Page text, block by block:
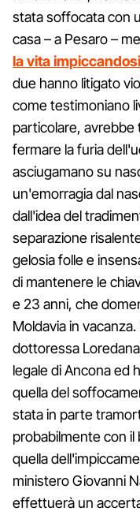
stata soffocata con
casa – a Pesaro –
la vita impiccandosi
due hanno litigato
come testimoniano
particolare,
fermare la furia
asciugamano su
un'emorragia dal
dall'idea del
separazione
gelosia folle e
di mantenere le
e 23 anni, che
Moldavia in
dottoressa
legale di Ancona ed
quella del
stata in parte
probabilmente con il
quella
ministero Giovanni
effettuerà un